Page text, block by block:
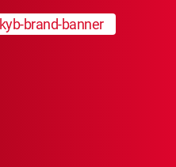
kyb-brand-banner